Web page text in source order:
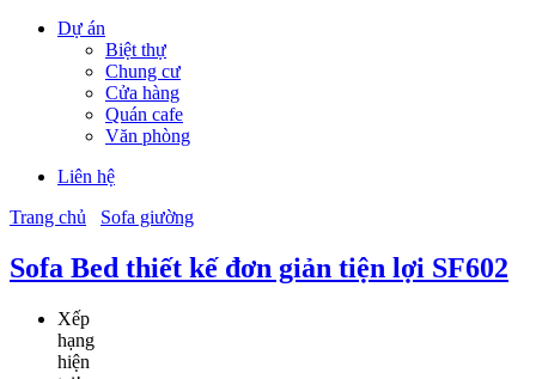
Dự án
Biệt thự
Chung cư
Cửa hàng
Quán cafe
Văn phòng
Liên hệ
Trang chủ
Sofa giường
Sofa Bed thiết kế đơn giản tiện lợi SF602
Xếp
hạng
hiện